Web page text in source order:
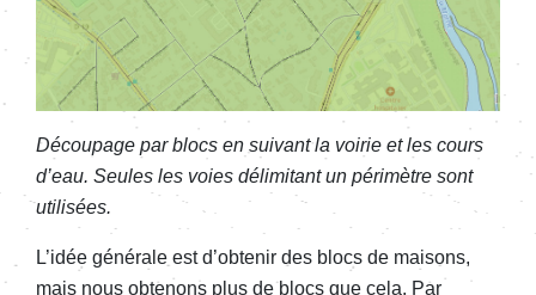
Découpage par blocs en suivant la voirie et les cours
d’eau. Seules les voies délimitant un périmètre sont
utilisées.
L’idée générale est d’obtenir des blocs de maisons,
mais nous obtenons plus de blocs que cela. Par